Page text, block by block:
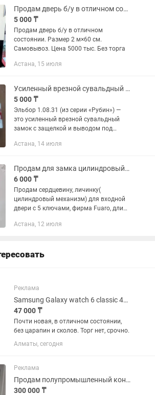
Продам дверь б/у в отличном состоянии
5 000 ₸
Продам дверь б/у в отличном
состоянии. Размер 2 м×60 см.
Самовывоз. Цена 5000 тыс. Без торга
Астана, 15 июля
Усиленный врезной сувальдный замок Эльбор. Класс безопасности 4
5 000 ₸
Эльбор 1.08.31 (из серии «Рубин») —
это усиленный врезной сувальдный
замок с защелкой и выводом под
установки в массивные и
двери....
Астана, 14 июля
Продам для замка цилиндровый механизм
6 000 ₸
Продам сердцевину, личинку(
цилиндровый механизм) для входной
двери с 5 ключами, фирма Fuaro, длина
.Астана, 12 июля
Реклама
Samsung Galaxy watch 6 classic 43mm
47 000 ₸
Почти новая, в отличном состоянии,
без царапин и сколов. Торг нет, срочно.
Алматы, сегодня
Реклама
Продам полупромышленный кондиционер Gree
300 000 ₸